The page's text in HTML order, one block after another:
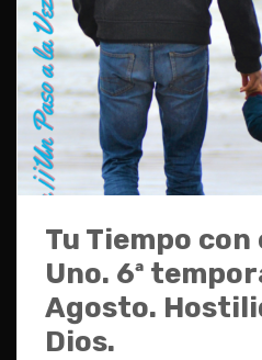
Tu Tiempo con
Uno. 6ª
Agosto.
Dios.